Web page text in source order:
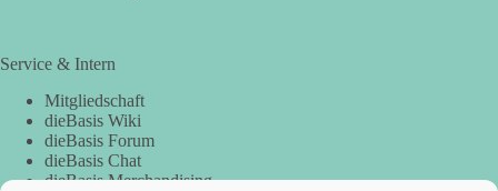
Service & Intern
Mitgliedschaft
dieBasis Wiki
dieBasis Forum
dieBasis Chat
dieBasis Merchandising